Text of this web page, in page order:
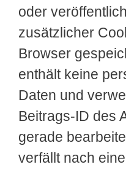
oder
zusätzlicher
Browser
enthält keine
Daten und
Beitrags-ID des
gerade
verfällt nach